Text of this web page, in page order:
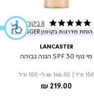
5.0 star rating 8 ביקורות
הנחת מדרגות בקופון BIGGER
LANCASTER
מי גוף SPF 30 הגנה גבוהה
150 מ"ל ₪ 146.00 ל- 100 מ"ל
₪ 219.00